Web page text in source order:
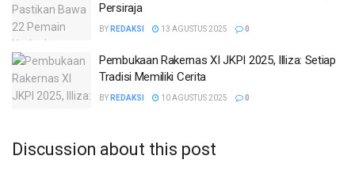
Persiraja
BY REDAKSI 13 AGUSTUS 2025 0
Pembukaan Rakernas XI JKPI 2025, Illiza: Setiap
Tradisi Memiliki Cerita
BY REDAKSI 10 AGUSTUS 2025 0
Discussion about this post